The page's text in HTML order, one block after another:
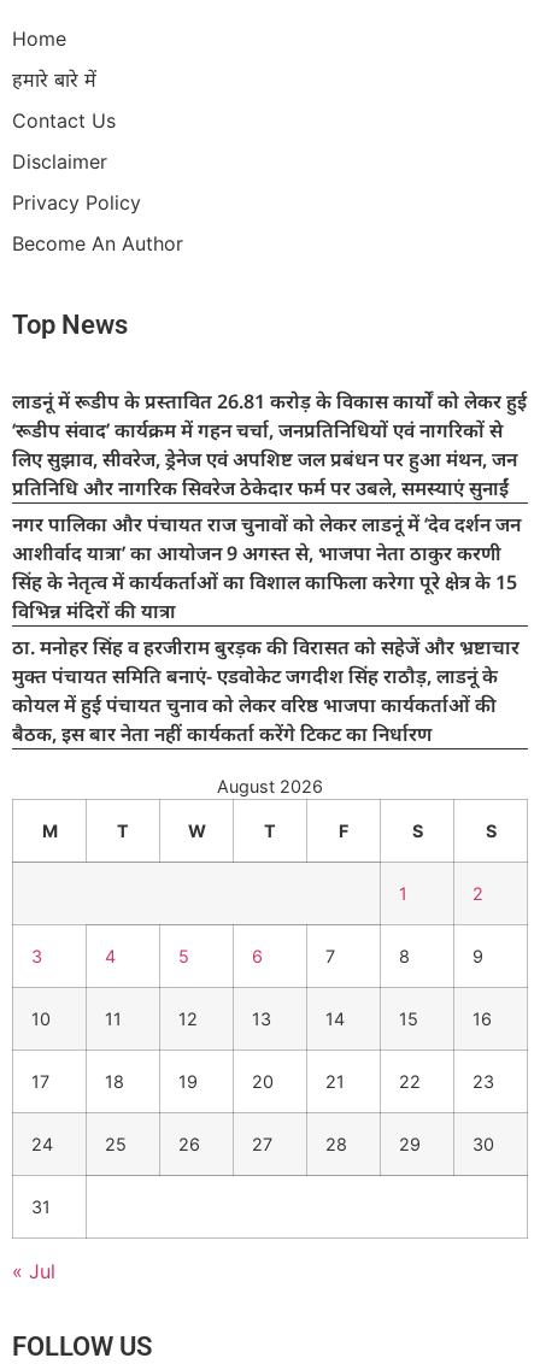
Home
हमारे बारे में
Contact Us
Disclaimer
Privacy Policy
Become An Author
Top News
लाडनूं में रूडीप के प्रस्तावित 26.81 करोड़ के विकास कार्यों को लेकर हुई
‘रूडीप संवाद’ कार्यक्रम में गहन चर्चा, जनप्रतिनिधियों एवं नागरिकों से
लिए सुझाव, सीवरेज, ड्रेनेज एवं अपशिष्ट जल प्रबंधन पर हुआ मंथन, जन
प्रतिनिधि और नागरिक सिवरेज ठेकेदार फर्म पर उबले, समस्याएं सुनाईं
नगर पालिका और पंचायत राज चुनावों को लेकर लाडनूं में ‘देव दर्शन जन
आशीर्वाद यात्रा’ का आयोजन 9 अगस्त से, भाजपा नेता ठाकुर करणी
सिंह के नेतृत्व में कार्यकर्ताओं का विशाल काफिला करेगा पूरे क्षेत्र के 15
विभिन्न मंदिरों की यात्रा
ठा. मनोहर सिंह व हरजीराम बुरड़क की विरासत को सहेजें और भ्रष्टाचार
मुक्त पंचायत समिति बनाएं- एडवोकेट जगदीश सिंह राठौड़, लाडनूं के
कोयल में हुई पंचायत चुनाव को लेकर वरिष्ठ भाजपा कार्यकर्ताओं की
बैठक, इस बार नेता नहीं कार्यकर्ता करेंगे टिकट का निर्धारण
August 2026
M T W T F S S
1 2
3 4 5 6 7 8 9
10 11 12 13 14 15 16
17 18 19 20 21 22 23
24 25 26 27 28 29 30
31
« Jul
FOLLOW US